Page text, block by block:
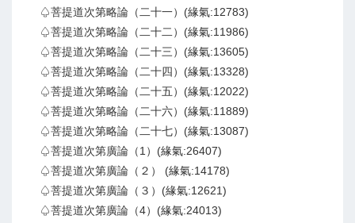
♤菩提道次第略論（二十一）(緣氣:12783)
♤菩提道次第略論（二十二）(緣氣:11986)
♤菩提道次第略論（二十三）(緣氣:13605)
♤菩提道次第略論（二十四）(緣氣:13328)
♤菩提道次第略論（二十五）(緣氣:12022)
♤菩提道次第略論（二十六）(緣氣:11889)
♤菩提道次第略論（二十七）(緣氣:13087)
♤菩提道次第廣論（1）(緣氣:26407)
♤菩提道次第廣論（２） (緣氣:14178)
♤菩提道次第廣論（３）(緣氣:12621)
♤菩提道次第廣論（4）(緣氣:24013)